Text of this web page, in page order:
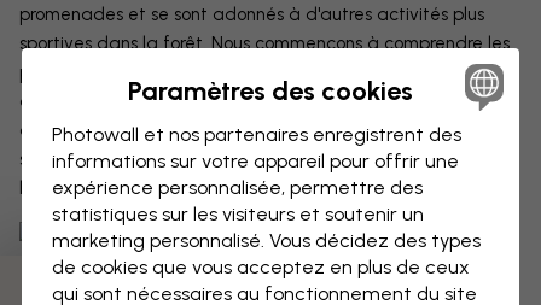
promenades et se sont adonnés à d'autres activités plus
sportives dans la forêt. Nous commençons à comprendre les
pouvoirs thérapeutiques et apaisants de la forêt d'une toute
autre manière qu'auparavant. Les gens ont de ce fait
accueilli la nature à bras ouverts dans leurs intérieurs, ce qui
s'est traduit par un intérêt accru pour les plantes en pot et
l'artisanat.
Burgundy Flowers - Photowall
Paramètres des cookies
Photowall et nos partenaires enregistrent des
informations sur votre appareil pour offrir une
expérience personnalisée, permettre des
statistiques sur les visiteurs et soutenir un
marketing personnalisé. Vous décidez des types
de cookies que vous acceptez en plus de ceux
qui sont nécessaires au fonctionnement du site